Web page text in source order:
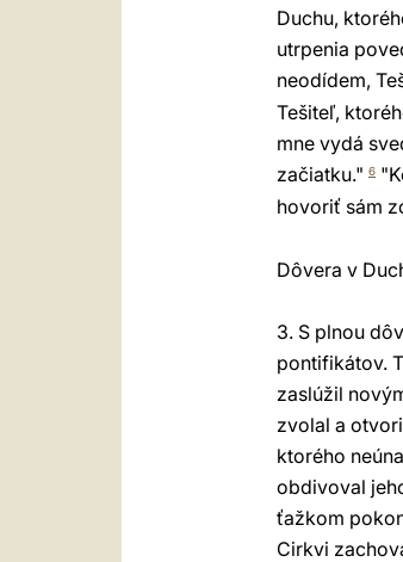
Duchu,
utrpenia
neodídem,
Tešiteľ,
mne vydá
začiatku." 6
hovoriť sám
Dôvera v
3. S plnou
pontifikátov.
zaslúžil
zvolal a
ktorého
obdivoval
ťažkom
Cirkvi